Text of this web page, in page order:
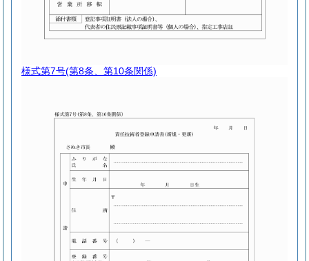
様式第7号(第8条、第10条関係)